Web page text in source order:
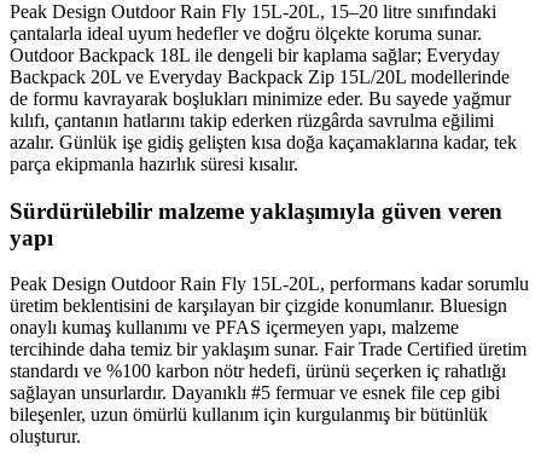
Peak Design Outdoor Rain Fly 15L-20L, 15–20 litre sınıfındaki
çantalarla ideal uyum hedefler ve doğru ölçekte koruma sunar.
Outdoor Backpack 18L ile dengeli bir kaplama sağlar; Everyday
Backpack 20L ve Everyday Backpack Zip 15L/20L modellerinde
de formu kavrayarak boşlukları minimize eder. Bu sayede yağmur
kılıfı, çantanın hatlarını takip ederken rüzgârda savrulma eğilimi
azalır. Günlük işe gidiş gelişten kısa doğa kaçamaklarına kadar, tek
parça ekipmanla hazırlık süresi kısalır.
Sürdürülebilir malzeme yaklaşımıyla güven veren
yapı
Peak Design Outdoor Rain Fly 15L-20L, performans kadar sorumlu
üretim beklentisini de karşılayan bir çizgide konumlanır. Bluesign
onaylı kumaş kullanımı ve PFAS içermeyen yapı, malzeme
tercihinde daha temiz bir yaklaşım sunar. Fair Trade Certified üretim
standardı ve %100 karbon nötr hedefi, ürünü seçerken iç rahatlığı
sağlayan unsurlardır. Dayanıklı #5 fermuar ve esnek file cep gibi
bileşenler, uzun ömürlü kullanım için kurgulanmış bir bütünlük
oluşturur.